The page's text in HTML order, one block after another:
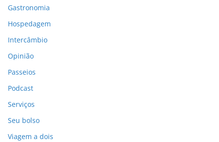
Gastronomia
Hospedagem
Intercâmbio
Opinião
Passeios
Podcast
Serviços
Seu bolso
Viagem a dois